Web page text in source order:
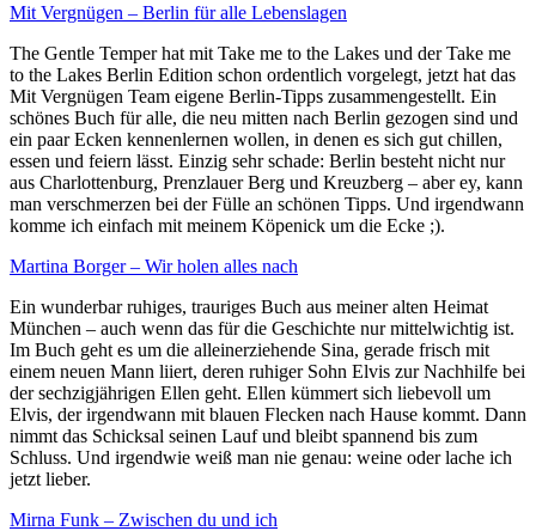
Mit Vergnügen – Berlin für alle Lebenslagen
The Gentle Temper hat mit Take me to the Lakes und der Take me
to the Lakes Berlin Edition schon ordentlich vorgelegt, jetzt hat das
Mit Vergnügen Team eigene Berlin-Tipps zusammengestellt. Ein
schönes Buch für alle, die neu mitten nach Berlin gezogen sind und
ein paar Ecken kennenlernen wollen, in denen es sich gut chillen,
essen und feiern lässt. Einzig sehr schade: Berlin besteht nicht nur
aus Charlottenburg, Prenzlauer Berg und Kreuzberg – aber ey, kann
man verschmerzen bei der Fülle an schönen Tipps. Und irgendwann
komme ich einfach mit meinem Köpenick um die Ecke ;).
Martina Borger – Wir holen alles nach
Ein wunderbar ruhiges, trauriges Buch aus meiner alten Heimat
München – auch wenn das für die Geschichte nur mittelwichtig ist.
Im Buch geht es um die alleinerziehende Sina, gerade frisch mit
einem neuen Mann liiert, deren ruhiger Sohn Elvis zur Nachhilfe bei
der sechzigjährigen Ellen geht. Ellen kümmert sich liebevoll um
Elvis, der irgendwann mit blauen Flecken nach Hause kommt. Dann
nimmt das Schicksal seinen Lauf und bleibt spannend bis zum
Schluss. Und irgendwie weiß man nie genau: weine oder lache ich
jetzt lieber.
Mirna Funk – Zwischen du und ich